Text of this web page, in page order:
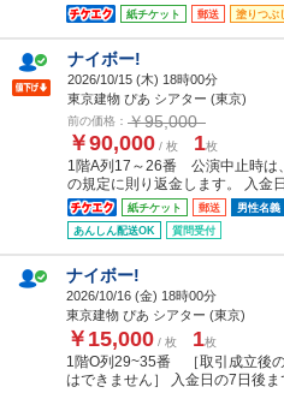
紙チケット 郵送 塗りつぶ
ナイボー!
2026/10/15 (木) 18時00分
東京建物 ぴあ シアター (東京)
前の価格： ￥95,000
￥90,000 / 枚 1枚
1階A列17～26番 公演中止時は
の規定に則り返金します。 入金
紙チケット 郵送 男性名義
あんしん配送OK
質問受付
ナイボー!
2026/10/16 (金) 18時00分
東京建物 ぴあ シアター (東京)
￥15,000 / 枚 1枚
1階O列29~35番 ［取引成立後
はできません］ 入金日の7日後ま